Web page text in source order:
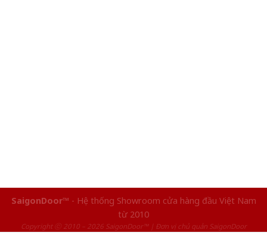
SaigonDoor™ - Hệ thống Showroom cửa hàng đầu Việt Nam
từ 2010
Copyright ⓒ 2010 – 2026 SaigonDoor™ | Đơn vị chủ quản SaigonDoor